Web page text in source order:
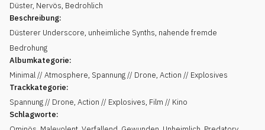
Düster, Nervös, Bedrohlich
Beschreibung:
Düsterer Underscore, unheimliche Synths, nahende fremde
Bedrohung
Albumkategorie:
Minimal // Atmosphere, Spannung // Drone, Action // Explosives
Trackkategorie:
Spannung // Drone, Action // Explosives, Film // Kino
Schlagworte: